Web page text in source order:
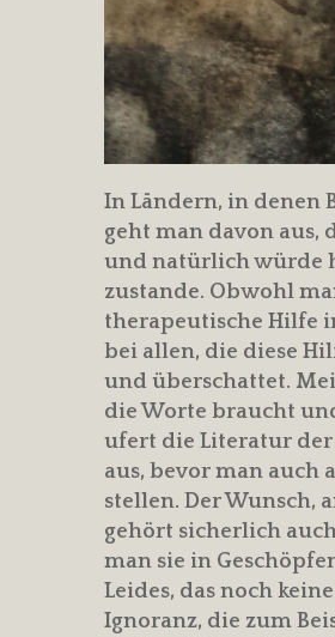
In Ländern, in denen
geht man davon aus,
und natürlich würde
zustande. Obwohl
therapeutische Hilfe
bei allen, die diese
und überschattet.
die Worte braucht
ufert die Literatur der
aus, bevor man auch
stellen. Der Wunsch,
gehört sicherlich
man sie in
Leides, das noch
Ignoranz, die zum